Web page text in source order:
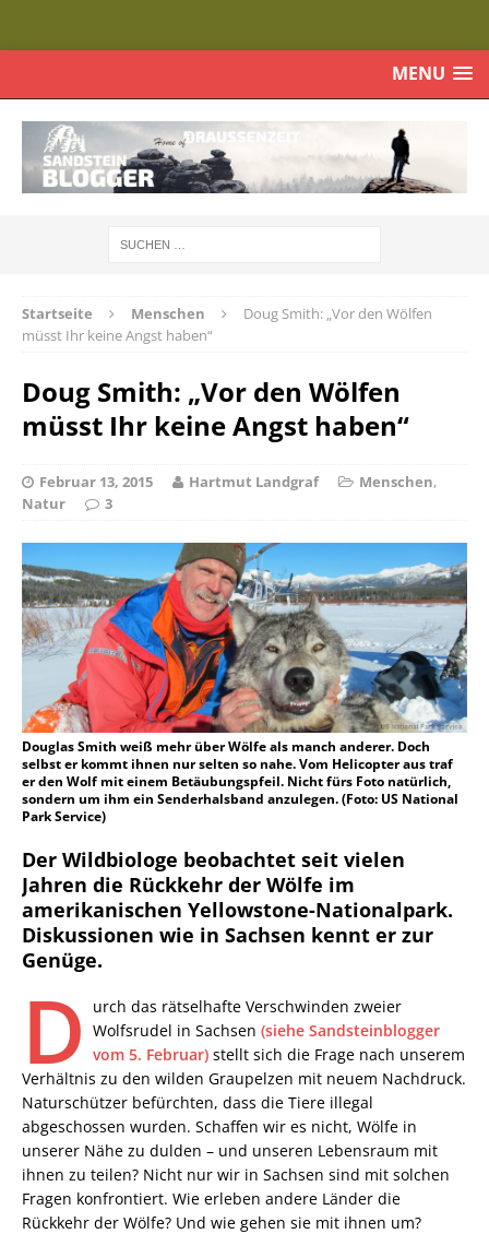
MENU
Startseite Menschen
Doug Smith: „Vor den Wölfen
müsst Ihr keine Angst haben“
Doug Smith: „Vor den Wölfen
müsst Ihr keine Angst haben“
Februar 13, 2015 Hartmut Landgraf Menschen,
Natur
3
Douglas Smith weiß mehr über Wölfe als manch anderer. Doch
selbst er kommt ihnen nur selten so nahe. Vom Helicopter aus traf
er den Wolf mit einem Betäubungspfeil. Nicht fürs Foto natürlich,
sondern um ihm ein Senderhalsband anzulegen. (Foto: US National
Park Service)
Der Wildbiologe beobachtet seit vielen
Jahren die Rückkehr der Wölfe im
amerikanischen Yellowstone-Nationalpark.
Diskussionen wie in Sachsen kennt er zur
Genüge.
D
urch das rätselhafte Verschwinden zweier
Wolfsrudel in Sachsen (siehe Sandsteinblogger
vom 5. Februar) stellt sich die Frage nach unserem
Verhältnis zu den wilden Graupelzen mit neuem Nachdruck.
Naturschützer befürchten, dass die Tiere illegal
abgeschossen wurden. Schaffen wir es nicht, Wölfe in
unserer Nähe zu dulden – und unseren Lebensraum mit
ihnen zu teilen? Nicht nur wir in Sachsen sind mit solchen
Fragen konfrontiert. Wie erleben andere Länder die
Rückkehr der Wölfe? Und wie gehen sie mit ihnen um?